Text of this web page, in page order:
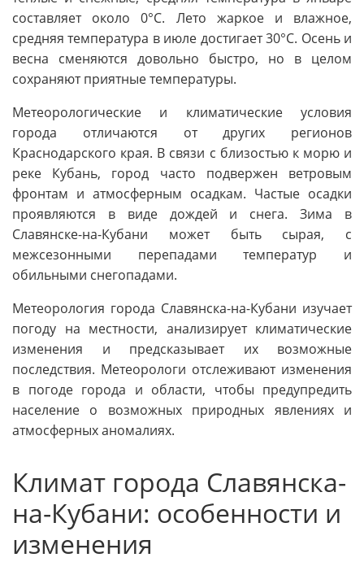
составляет около 0°C. Лето жаркое и влажное,
средняя температура в июле достигает 30°C. Осень и
весна сменяются довольно быстро, но в целом
сохраняют приятные температуры.
Метеорологические и климатические условия
города отличаются от других регионов
Краснодарского края. В связи с близостью к морю и
реке Кубань, город часто подвержен ветровым
фронтам и атмосферным осадкам. Частые осадки
проявляются в виде дождей и снега. Зима в
Славянске-на-Кубани может быть сырая, с
межсезонными перепадами температур и
обильными снегопадами.
Метеорология города Славянска-на-Кубани изучает
погоду на местности, анализирует климатические
изменения и предсказывает их возможные
последствия. Метеорологи отслеживают изменения
в погоде города и области, чтобы предупредить
население о возможных природных явлениях и
атмосферных аномалиях.
Климат города Славянска-
на-Кубани: особенности и
изменения